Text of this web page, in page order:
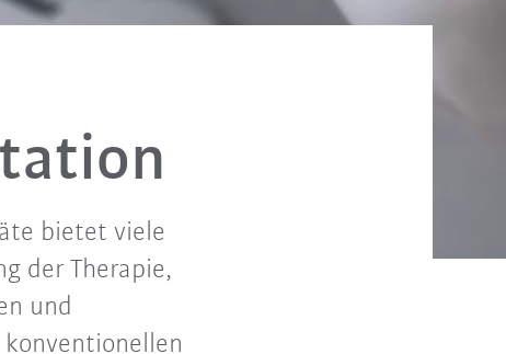
bietet viele
der Therapie,
und